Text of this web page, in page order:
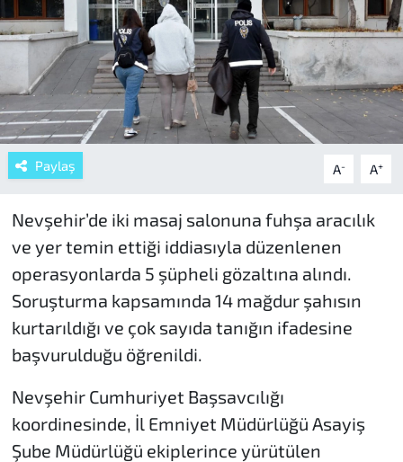
Paylaş A- A+
Nevşehir’de iki masaj salonuna fuhşa aracılık
ve yer temin ettiği iddiasıyla düzenlenen
operasyonlarda 5 şüpheli gözaltına alındı.
Soruşturma kapsamında 14 mağdur şahısın
kurtarıldığı ve çok sayıda tanığın ifadesine
başvurulduğu öğrenildi.
Nevşehir Cumhuriyet Başsavcılığı
koordinesinde, İl Emniyet Müdürlüğü Asayiş
Şube Müdürlüğü ekiplerince yürütülen